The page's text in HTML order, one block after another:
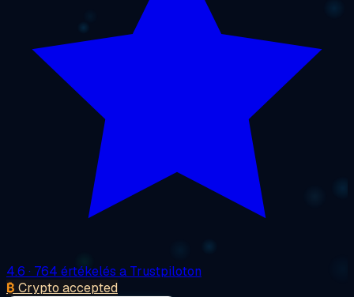
4.6 · 764 értékelés a Trustpiloton
₿ Crypto accepted